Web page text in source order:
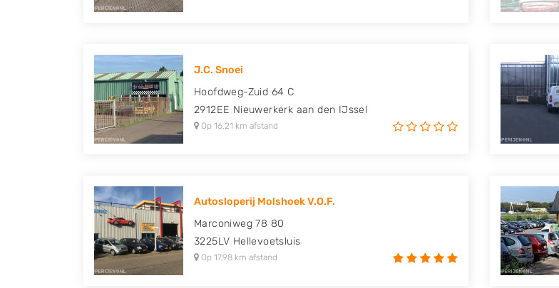
J.C. Snoei
Hoofdweg-Zuid 64 C
2912EE Nieuwerkerk aan den IJssel
Op 16,21 km afstand
Autosloperij Molshoek V.O.F.
Marconiweg 78 80
3225LV Hellevoetsluis
Op 17,98 km afstand